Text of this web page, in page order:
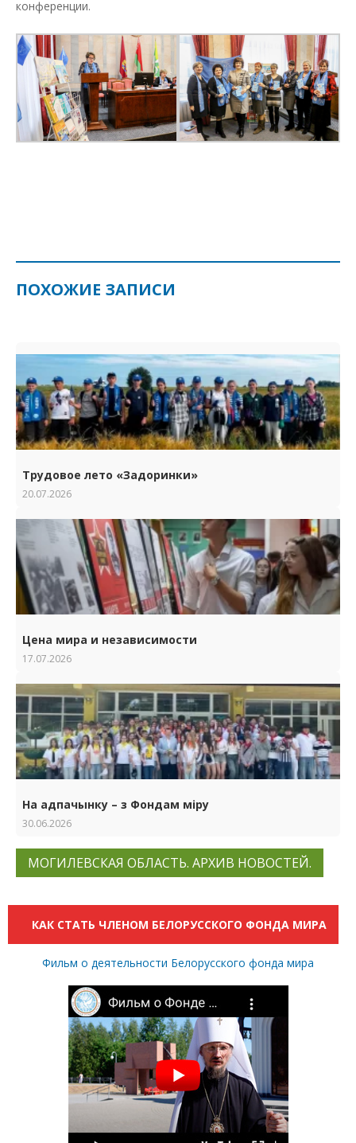
конференции.
ПОХОЖИЕ ЗАПИСИ
Трудовое лето «Задоринки»
20.07.2026
Цена мира и независимости
17.07.2026
На адпачынку – з Фондам міру
30.06.2026
МОГИЛЕВСКАЯ ОБЛАСТЬ. АРХИВ НОВОСТЕЙ.
КАК СТАТЬ ЧЛЕНОМ БЕЛОРУССКОГО ФОНДА МИРА
Фильм о деятельности Белорусского фонда мира